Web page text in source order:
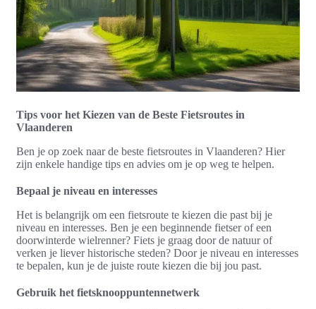
Tips voor het Kiezen van de Beste Fietsroutes in
Vlaanderen
Ben je op zoek naar de beste fietsroutes in Vlaanderen? Hier
zijn enkele handige tips en advies om je op weg te helpen.
Bepaal je niveau en interesses
Het is belangrijk om een fietsroute te kiezen die past bij je
niveau en interesses. Ben je een beginnende fietser of een
doorwinterde wielrenner? Fiets je graag door de natuur of
verken je liever historische steden? Door je niveau en interesses
te bepalen, kun je de juiste route kiezen die bij jou past.
Gebruik het fietsknooppuntennetwerk